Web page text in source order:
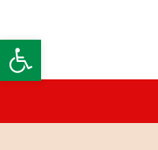
פתח